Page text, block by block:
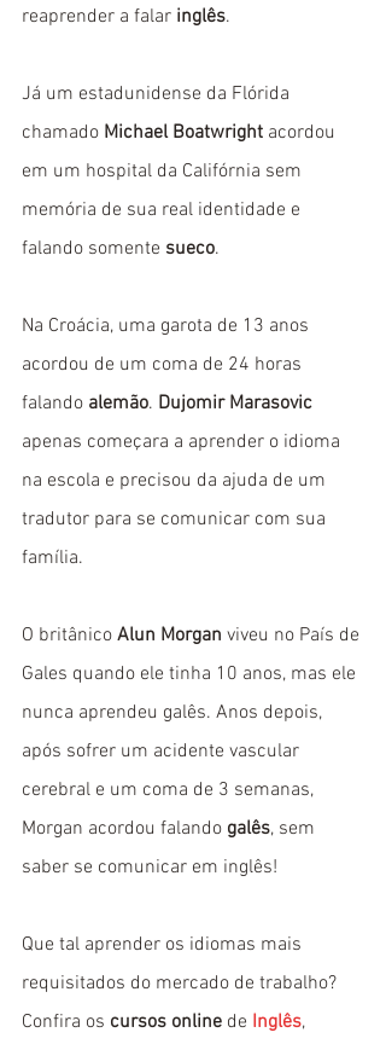
reaprender a falar inglês.
Já um estadunidense da Flórida
chamado Michael Boatwright acordou
em um hospital da Califórnia sem
memória de sua real identidade e
falando somente sueco.
Na Croácia, uma garota de 13 anos
acordou de um coma de 24 horas
falando alemão. Dujomir Marasovic
apenas começara a aprender o idioma
na escola e precisou da ajuda de um
tradutor para se comunicar com sua
família.
O britânico Alun Morgan viveu no País de
Gales quando ele tinha 10 anos, mas ele
nunca aprendeu galês. Anos depois,
após sofrer um acidente vascular
cerebral e um coma de 3 semanas,
Morgan acordou falando galês, sem
saber se comunicar em inglês!
Que tal aprender os idiomas mais
requisitados do mercado de trabalho?
Confira os cursos online de Inglês,